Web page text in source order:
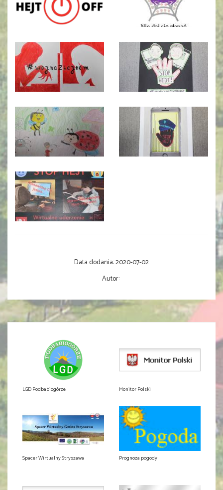
Data dodania:2020-07-02
Autor:
LGD Podbabiogórze Monitor Polski
Spacer Wirtualny Stryszawa Prognoza pogody